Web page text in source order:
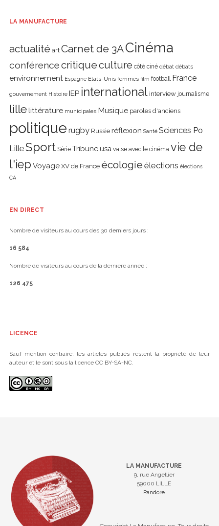
LA MANUFACTURE
actualité art Carnet de 3ACinéma
conférencecritiqueculture côté ciné débat débats
environnement Espagne Etats-Unis femmes film football France
gouvernement Histoire IEP international interview journalisme
lillelittérature municipales Musique paroles d'anciens
politique rugby Russie réflexion Santé Sciences Po
LilleSport Série Tribune usa valse avec le cinéma vie de
l'iep Voyage XV de France écologie élections élections
CA
EN DIRECT
Nombre de visiteurs au cours des 30 derniers jours :
16 584
Nombre de visiteurs au cours de la dernière année :
126 475
LICENCE
Sauf mention contraire, les articles publiés restent la propriété de leur
auteur et le sont sous la licence CC BY-SA-NC.
LA MANUFACTURE
9, rue Angellier
59000 LILLE
Pandore